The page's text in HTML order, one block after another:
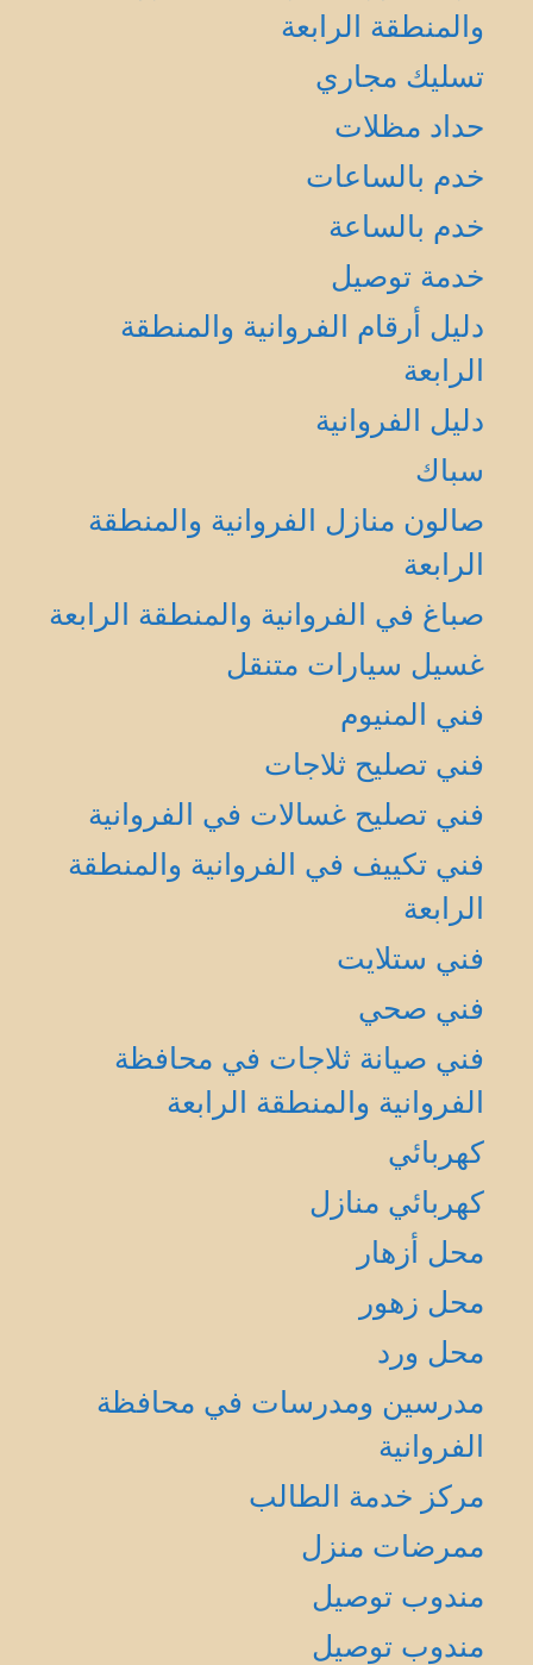
والمنطقة الرابعة
تسليك مجاري
حداد مظلات
خدم بالساعات
خدم بالساعة
خدمة توصيل
دليل أرقام الفروانية والمنطقة
الرابعة
دليل الفروانية
سباك
صالون منازل الفروانية والمنطقة
الرابعة
صباغ في الفروانية والمنطقة الرابعة
غسيل سيارات متنقل
فني المنيوم
فني تصليح ثلاجات
فني تصليح غسالات في الفروانية
فني تكييف في الفروانية والمنطقة
الرابعة
فني ستلايت
فني صحي
فني صيانة ثلاجات في محافظة
الفروانية والمنطقة الرابعة
كهربائي
كهربائي منازل
محل أزهار
محل زهور
محل ورد
مدرسين ومدرسات في محافظة
الفروانية
مركز خدمة الطالب
ممرضات منزل
مندوب توصيل
مندوب توصيل